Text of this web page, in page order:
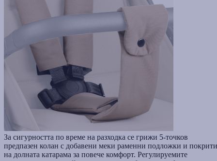
За сигурността по време на разходка се грижи 5-точков
предпазен колан с добавени меки раменни подложки и
на долната катарама за повече комфорт. Регулируемите